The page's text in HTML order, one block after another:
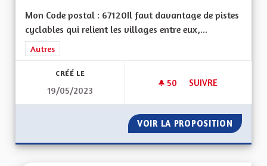
Mon Code postal : 67120Il faut davantage de pistes
cyclables qui relient les villages entre eux,...
Filtrer les résultats de la catégorie : Autres
Autres
CRÉÉ LE
19/05/2023
50 50 ABONNÉS
SUIVRE
VOIR LA PROPOSITION